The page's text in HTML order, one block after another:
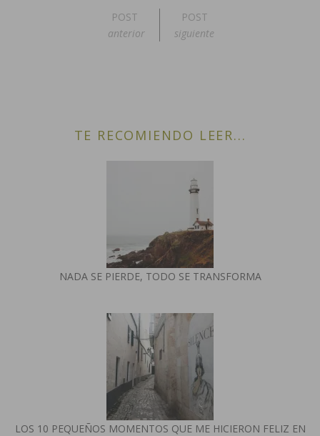
POST
anterior
POST
siguiente
TE RECOMIENDO LEER...
NADA SE PIERDE, TODO SE TRANSFORMA
LOS 10 PEQUEÑOS MOMENTOS QUE ME HICIERON FELIZ EN